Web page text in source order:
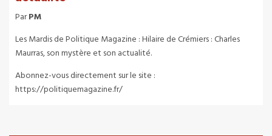
ParPM
Les Mardis de Politique Magazine : Hilaire de Crémiers : Charles
Maurras, son mystère et son actualité.
Abonnez-vous directement sur le site :
https://politiquemagazine.fr/